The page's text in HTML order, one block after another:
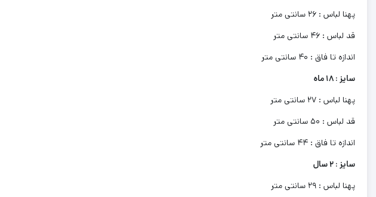
پهنا لباس : 26 سانتی متر
قد لباس : 46 سانتی متر
اندازه تا فاق : 40 سانتی متر
سایز : 18 ماه
پهنا لباس : 27 سانتی متر
قد لباس : 50 سانتی متر
اندازه تا فاق : 44 سانتی متر
سایز : 2 سال
پهنا لباس : 29 سانتی متر